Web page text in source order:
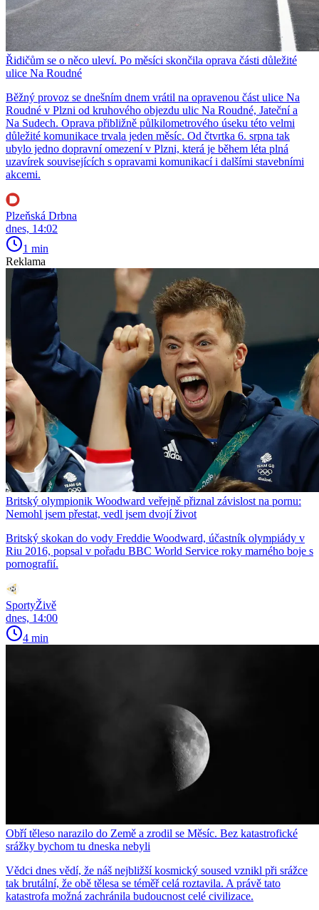
Řidičům se o něco uleví. Po měsíci skončila oprava části důležité
ulice Na Roudné
Běžný provoz se dnešním dnem vrátil na opravenou část ulice Na
Roudné v Plzni od kruhového objezdu ulic Na Roudné, Jateční a
Na Sudech. Oprava přibližně půlkilometrového úseku této velmi
důležité komunikace trvala jeden měsíc. Od čtvrtka 6. srpna tak
ubylo jedno dopravní omezení v Plzni, která je během léta plná
uzavírek souvisejících s opravami komunikací i dalšími stavebními
akcemi.
Plzeňská Drbna
dnes, 14:02
1 min
Reklama
Britský olympionik Woodward veřejně přiznal závislost na pornu:
Nemohl jsem přestat, vedl jsem dvojí život
Britský skokan do vody Freddie Woodward, účastník olympiády v
Riu 2016, popsal v pořadu BBC World Service roky marného boje s
pornografií.
SportyŽivě
dnes, 14:00
4 min
Obří těleso narazilo do Země a zrodil se Měsíc. Bez katastrofické
srážky bychom tu dneska nebyli
Vědci dnes vědí, že náš nejbližší kosmický soused vznikl při srážce
tak brutální, že obě tělesa se téměř celá roztavila. A právě tato
katastrofa možná zachránila budoucnost celé civilizace.